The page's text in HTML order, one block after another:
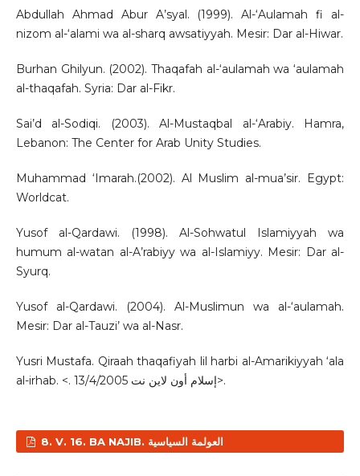
Abdullah Ahmad Abur A’syal. (1999). Al-‘Aulamah fi al-
nizom al-‘alami wa al-sharq awsatiyyah. Mesir: Dar al-Hiwar.
Burhan Ghilyun. (2002). Thaqafah al-‘aulamah wa ‘aulamah
al-thaqafah. Syria: Dar al-Fikr.
Sai’d al-Sodiqi. (2003). Al-Mustaqbal al-‘Arabiy. Hamra,
Lebanon: The Center for Arab Unity Studies.
Muhammad ‘Imarah.(2002). Al Muslim al-mua’sir. Egypt:
Worldcat.
Yusof al-Qardawi. (1998). Al-Sohwatul Islamiyyah wa
humum al-watan al-A’rabiyy wa al-Islamiyy. Mesir: Dar al-
Syurq.
Yusof al-Qardawi. (2004). Al-Muslimun wa al-‘aulamah.
Mesir: Dar al-Tauzi’ wa al-Nasr.
Yusri Mustafa. Qiraah thaqafiyah lil harbi al-Amarikiyyah ‘ala
al-irhab. <. إسلام أون لاين نت 13/4/2005>.
8. V. 16. BA NAJIB. العولمة السياسية